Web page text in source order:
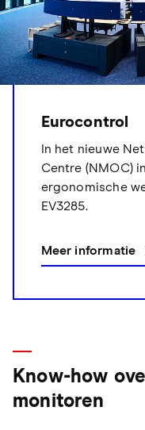
Eurocontrol
In het nieuwe
Centre (NMOC)
ergonomische
EV3285.
Meer informatie
Know-how
monitoren